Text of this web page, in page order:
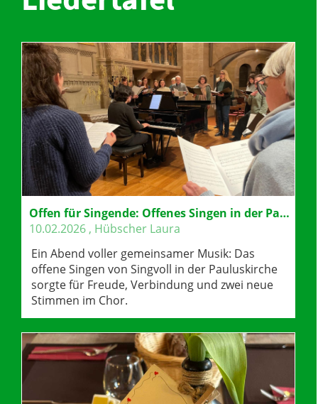
Offen für Singende: Offenes Singen in der Pauluskirche
10.02.2026 , Hübscher Laura
Ein Abend voller gemeinsamer Musik: Das
offene Singen von Singvoll in der Pauluskirche
sorgte für Freude, Verbindung und zwei neue
Stimmen im Chor.